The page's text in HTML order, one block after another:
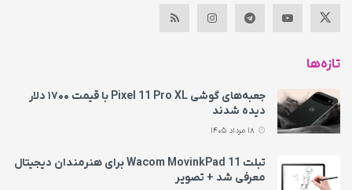
تازه‌ها
جعبه‌های گوشی Pixel 11 Pro XL با قیمت ۱۷۰۰ دلار
دیده شدند
تبلت Wacom MovinkPad 11 برای هنرمندان دیجیتال
معرفی شد + تصویر